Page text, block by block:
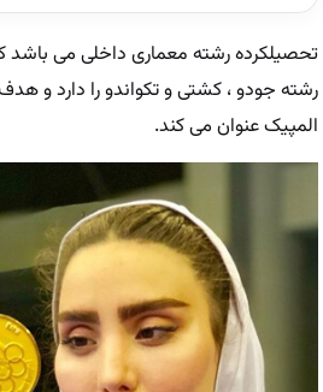
تحصیلکرده رشته معماری داخلی می باشد
رشته جودو ، کشتی و تکواندو را دارد و
المپیک عنوان می کند.